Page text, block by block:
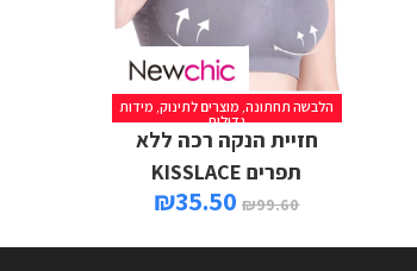
הלבשה תחתונה, מוצרים לתינוק, מידות
גדולות
חזיית הנקה רכה ללא
תפרים KISSLACE
₪99.60
₪35.50